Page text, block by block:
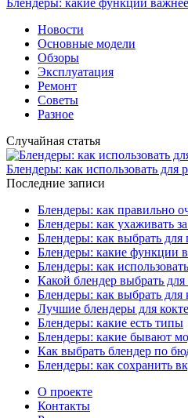
Блендеры: какие функции важнее
Новости
Основные модели
Обзоры
Эксплуатация
Ремонт
Советы
Разное
Случайная статья
Блендеры: как использовать для
Последние записи
Блендеры: как правильно
Блендеры: как ухаживать
Блендеры: как выбрать для
Блендеры: какие функции
Блендеры: как
Какой блендер выбрать
Блендеры: как выбрать для
Лучшие блендеры для
Блендеры: какие есть типы
Блендеры: какие бывают
Как выбрать блендер по
Блендеры: как сохранить
О проекте
Контакты